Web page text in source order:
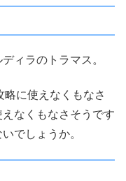
ィラのトラマス。
に使えなくもなさ
なくもなさそうです
でしょうか。